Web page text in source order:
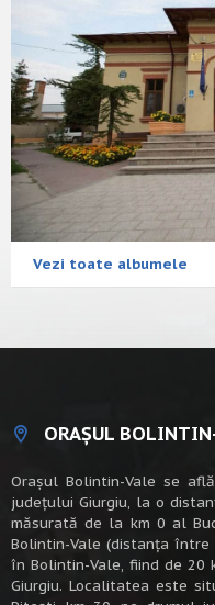
Vezi toate albumele
ORAȘUL
Oraşul Bolintin-Vale se
judeţului Giurgiu, la o
măsurată de la km 0 al
Bolintin-Vale (distanța
în Bolintin-Vale, fiind de 20
Giurgiu. Localitatea este